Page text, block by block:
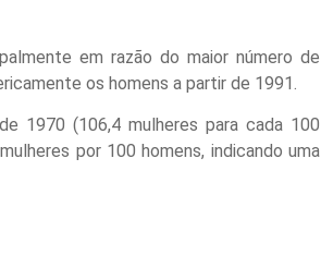
em razão do maior número de
os homens a partir de 1991.
1970 (106,4 mulheres para cada 100
por 100 homens, indicando uma